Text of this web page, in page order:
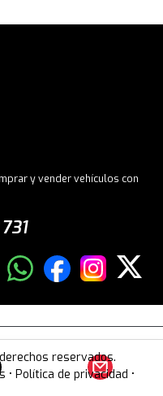
y vender vehículos con
reservados.
•Política de privacidad •